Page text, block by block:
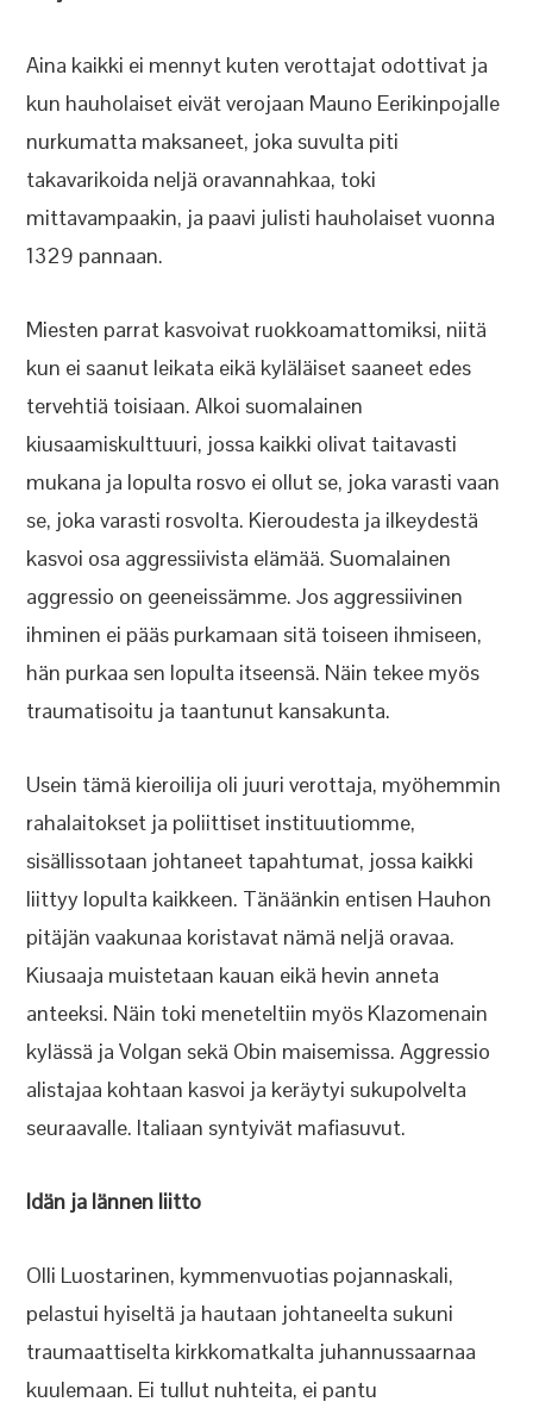
Aina kaikki ei mennyt kuten verottajat odottivat ja
kun hauholaiset eivät verojaan Mauno Eerikinpojalle
nurkumatta maksaneet, joka suvulta piti
takavarikoida neljä oravannahkaa, toki
mittavampaakin, ja paavi julisti hauholaiset vuonna
1329 pannaan.
Miesten parrat kasvoivat ruokkoamattomiksi, niitä
kun ei saanut leikata eikä kyläläiset saaneet edes
tervehtiä toisiaan. Alkoi suomalainen
kiusaamiskulttuuri, jossa kaikki olivat taitavasti
mukana ja lopulta rosvo ei ollut se, joka varasti vaan
se, joka varasti rosvolta. Kieroudesta ja ilkeydestä
kasvoi osa aggressiivista elämää. Suomalainen
aggressio on geeneissämme. Jos aggressiivinen
ihminen ei pääs purkamaan sitä toiseen ihmiseen,
hän purkaa sen lopulta itseensä. Näin tekee myös
traumatisoitu ja taantunut kansakunta.
Usein tämä kieroilija oli juuri verottaja, myöhemmin
rahalaitokset ja poliittiset instituutiomme,
sisällissotaan johtaneet tapahtumat, jossa kaikki
liittyy lopulta kaikkeen. Tänäänkin entisen Hauhon
pitäjän vaakunaa koristavat nämä neljä oravaa.
Kiusaaja muistetaan kauan eikä hevin anneta
anteeksi. Näin toki meneteltiin myös Klazomenain
kylässä ja Volgan sekä Obin maisemissa. Aggressio
alistajaa kohtaan kasvoi ja keräytyi sukupolvelta
seuraavalle. Italiaan syntyivät mafiasuvut.
Idän ja lännen liitto
Olli Luostarinen, kymmenvuotias pojannaskali,
pelastui hyiseltä ja hautaan johtaneelta sukuni
traumaattiselta kirkkomatkalta juhannussaarnaa
kuulemaan. Ei tullut nuhteita, ei pantu